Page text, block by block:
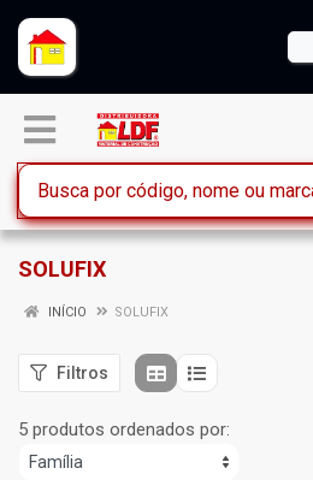
SOLUFIX
INÍCIO SOLUFIX
Filtros
5 produtos ordenados por: